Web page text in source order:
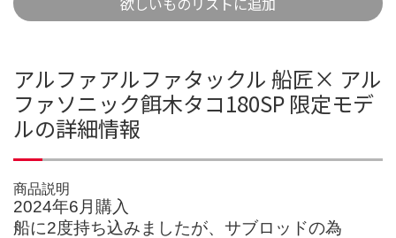
アルファアルファタックル 船匠× アル
ファソニック餌木タコ180SP 限定モデ
ルの詳細情報
商品説明
2024年6月購入
船に2度持ち込みましたが、サブロッドの為